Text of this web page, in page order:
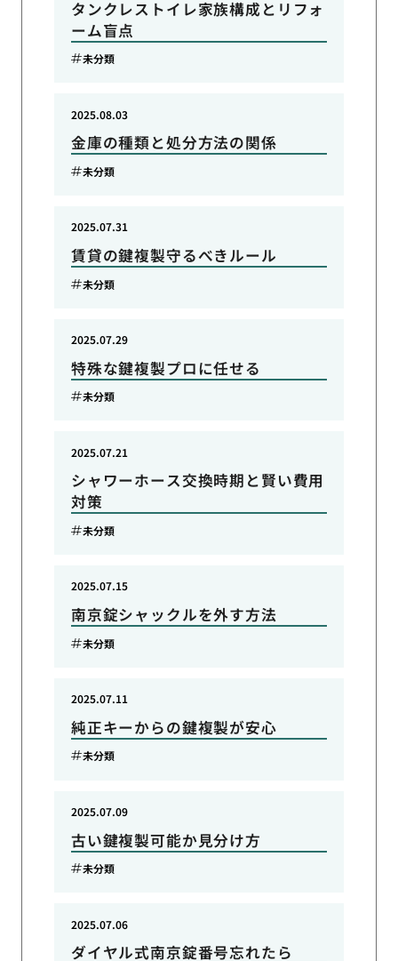
タンクレストイレ家族構成とリフォ
ーム盲点
未分類
金庫の種類と処分方法の関係
2025.08.03
未分類
賃貸の鍵複製守るべきルール
2025.07.31
未分類
特殊な鍵複製プロに任せる
2025.07.29
未分類
シャワーホース交換時期と賢い費用
対策
2025.07.21
未分類
南京錠シャックルを外す方法
2025.07.15
未分類
純正キーからの鍵複製が安心
2025.07.11
未分類
古い鍵複製可能か見分け方
2025.07.09
未分類
ダイヤル式南京錠番号忘れたら
2025.07.06